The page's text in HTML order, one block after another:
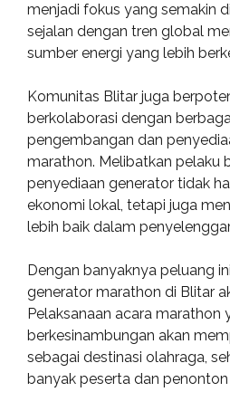
menjadi fokus yang semakin
sejalan dengan tren global
sumber energi yang lebih
Komunitas Blitar juga
berkolaborasi dengan
pengembangan dan
marathon. Melibatkan pelaku
penyediaan generator tidak
ekonomi lokal, tetapi juga
lebih baik dalam
Dengan banyaknya peluang
generator marathon di Blitar
Pelaksanaan acara marathon
berkesinambungan akan
sebagai destinasi olahraga,
banyak peserta dan penonton